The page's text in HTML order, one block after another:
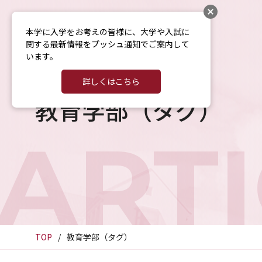
教育学部（タグ）
TOP 教育学部（タグ）
本学に入学をお考えの皆様に、大学や入試に
関する最新情報をプッシュ通知でご案内して
います。
詳しくはこちら